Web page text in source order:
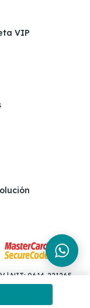
VIP
| NIT: 0614-221265-
y Carretera al
| Teléfono: (503)